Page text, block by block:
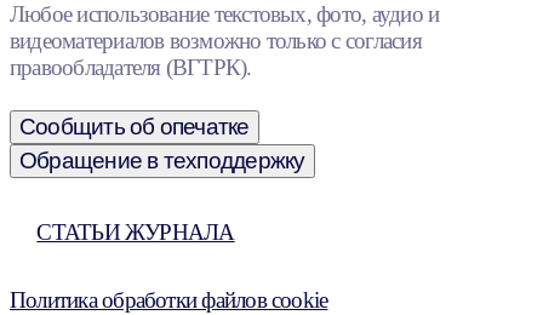
Любое использование текстовых, фото, аудио и
видеоматериалов возможно только с согласия
правообладателя (ВГТРК).
Сообщить об опечатке
Обращение в техподдержку
СТАТЬИ ЖУРНАЛА
Политика обработки файлов cookie